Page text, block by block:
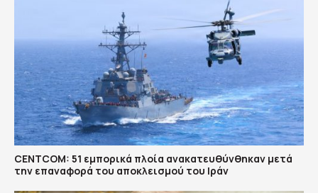
CENTCOM: 51 εμπορικά πλοία ανακατευθύνθηκαν μετά
την επαναφορά του αποκλεισμού του Ιράν